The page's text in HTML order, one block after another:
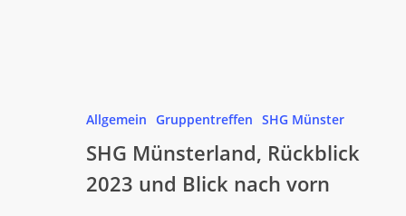
Münsterland,
Rückblick
2023
und
Allgemein Gruppentreffen SHG Münster
SHG Münsterland, Rückblick
2023 und Blick nach vorn